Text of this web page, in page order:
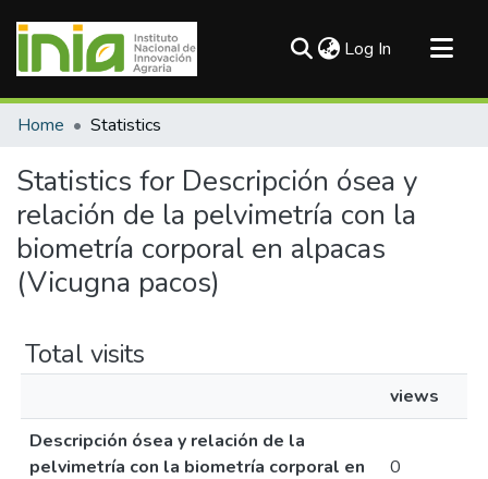
Log In (current)
Communities & Collections
Home Statistics
Statistics for Descripción ósea y
relación de la pelvimetría con la
biometría corporal en alpacas
(Vicugna pacos)
Total visits
views
Descripción ósea y relación de la
pelvimetría con la biometría corporal en
0